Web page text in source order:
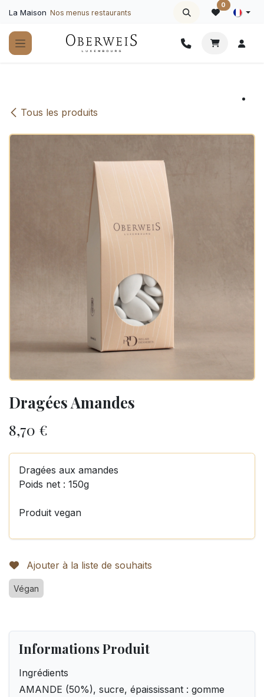
La Maison Nos menus restaurants
0
Tous les produits
Dragées Amandes
8,70 €
Dragées aux amandes
Poids net : 150g
Produit vegan
Ajouter à la liste de souhaits
Végan
Informations Produit
Ingrédients
AMANDE (50%), sucre, épaississant : gomme